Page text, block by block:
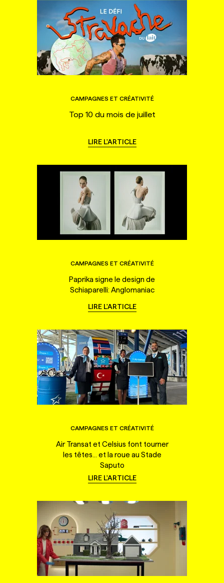
CAMPAGNES ET CRÉATIVITÉ
Top 10 du mois de juillet
LIRE L'ARTICLE
CAMPAGNES ET CRÉATIVITÉ
Paprika signe le design de
Schiaparelli: Anglomaniac
LIRE L'ARTICLE
CAMPAGNES ET CRÉATIVITÉ
Air Transat et Celsius font tourner
les têtes... et la roue au Stade
Saputo
LIRE L'ARTICLE